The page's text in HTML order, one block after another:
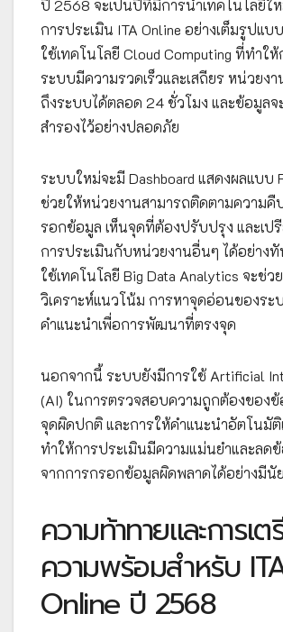
ปี 2568 จะเป็นปีที่มีการนำเทคโนโลยีใ
การประเมิน ITA Online อย่างเต็มรูปแ
ใช้เทคโนโลยี Cloud Computing ที่ทำให้
ระบบมีความรวดเร็วและเสถียร หน่วยงา
ถึงระบบได้ตลอด 24 ชั่วโมง และข้อมูลจ
สำรองไว้อย่างปลอดภัย
ระบบใหม่จะมี Dashboard แสดงผลแบบ
ช่วยให้หน่วยงานสามารถติดตามความคื
รอกข้อมูล เห็นจุดที่ต้องปรับปรุง และเป
การประเมินกับหน่วยงานอื่นๆ ได้อย่าง
ใช้เทคโนโลยี Big Data Analytics จะช่ว
วิเคราะห์แนวโน้ม การหาจุดอ่อนของระ
คำแนะนำเพื่อการพัฒนาที่ตรงจุด
นอกจากนี้ ระบบยังมีการใช้ Artificial
(AI) ในการตรวจสอบความถูกต้องของ
จุดผิดปกติ และการให้คำแนะนำอัตโนมั
ทำให้การประเมินมีความแม่นยำและลด
จากการกรอกข้อมูลผิดพลาดได้อย่างมีนั
ความท้าทายและการเ
ความพร้อมสำหรับ
Online ปี 2568